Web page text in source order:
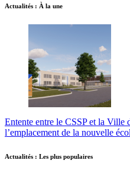
Actualités : À la une
Entente entre le CSSP et la Ville
l’emplacement de la nouvelle
Actualités : Les plus populaires